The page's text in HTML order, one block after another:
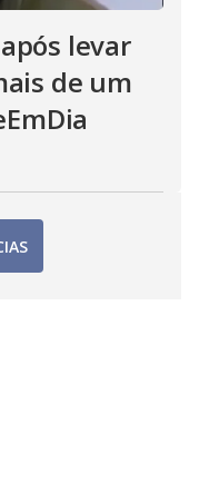
levar
de um